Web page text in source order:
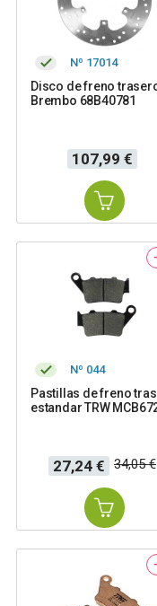
Nº 17014
Disco de freno
Brembo 68B40781
Precio
107,99 €
Nº 044
Pastillas de freno
estandar TRW
Precio
27,24 €
Precio
base
34,05 €